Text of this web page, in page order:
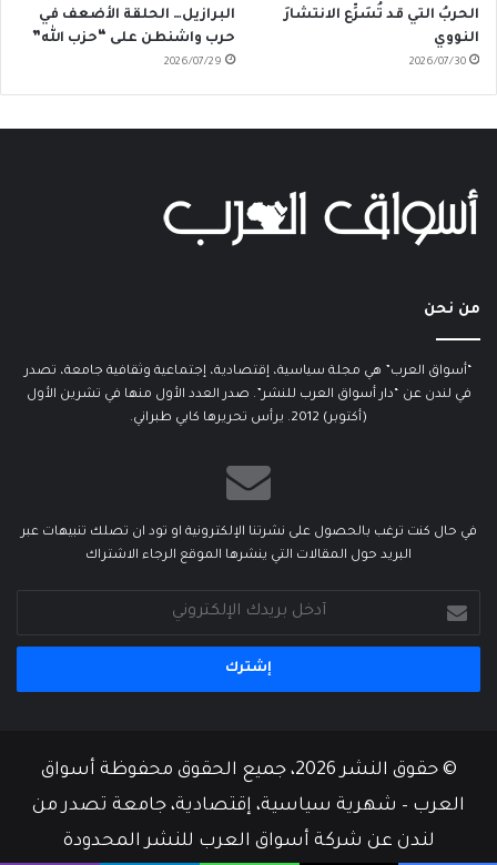
الحربُ التي قد تُسَرِّع الانتشارَ
النووي
2026/07/30
البرازيل… الحلقة الأضعف في
حرب واشنطن على “حزب الله”
2026/07/29
من نحن
“أسواق العرب” هي مجلة سياسية، إقتصادية، إجتماعية وثقافية جامعة، تصدر
في لندن عن “دار أسواق العرب للنشر”. صدر العدد الأول منها في تشرين الأول
(أكتوبر) 2012. يرأس تحريرها كابي طبراني.
في حال كنت ترغب بالحصول على نشرتنا الإلكترونية او تود ان تصلك تنبيهات عبر
البريد حول المقالات التي ينشرها الموقع الرجاء الاشتراك
بريدك
الإلكتروني
© حقوق النشر 2026، جميع الحقوق محفوظة أسواق
العرب – شهرية سياسية، إقتصادية، جامعة تصدر من
لندن عن شركة أسواق العرب للنشر المحدودة